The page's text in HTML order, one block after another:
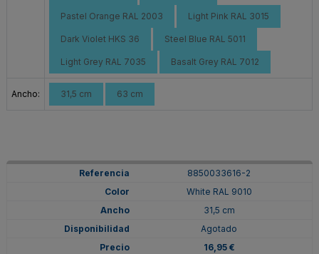
Pastel Orange RAL 2003 Light Pink RAL 3015
Dark Violet HKS 36 Steel Blue RAL 5011
Light Grey RAL 7035 Basalt Grey RAL 7012
Ancho: 31,5 cm 63 cm
8850033616-2
White RAL 9010
31,5 cm
Agotado
16,95 €